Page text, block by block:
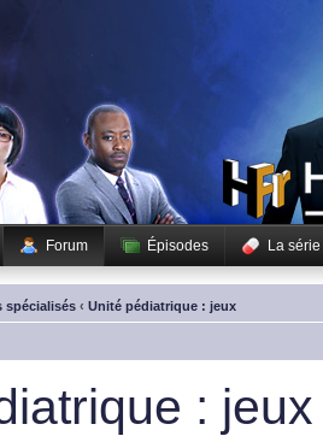
Forum Épisodes La série
spécialisés ‹ Unité pédiatrique : jeux
: jeux